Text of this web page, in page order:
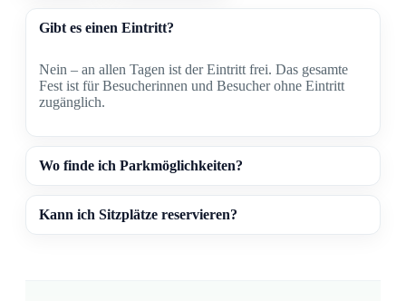
Gibt es einen Eintritt?
Nein – an allen Tagen ist der Eintritt frei. Das gesamte
Fest ist für Besucherinnen und Besucher ohne Eintritt
zugänglich.
Wo finde ich Parkmöglichkeiten?
Kann ich Sitzplätze reservieren?